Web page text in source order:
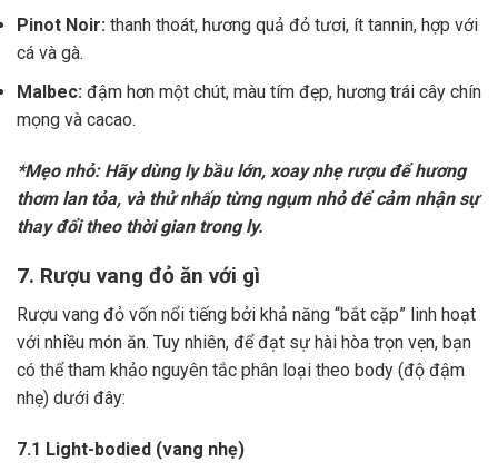
Pinot Noir: thanh thoát, hương quả đỏ tươi, ít tannin, hợp với
cá và gà.
Malbec: đậm hơn một chút, màu tím đẹp, hương trái cây chín
mọng và cacao.
*Mẹo nhỏ: Hãy dùng ly bầu lớn, xoay nhẹ rượu để hương
thơm lan tỏa, và thử nhấp từng ngụm nhỏ để cảm nhận sự
thay đổi theo thời gian trong ly.
7. Rượu vang đỏ ăn với gì
Rượu vang đỏ vốn nổi tiếng bởi khả năng “bắt cặp” linh hoạt
với nhiều món ăn. Tuy nhiên, để đạt sự hài hòa trọn vẹn, bạn
có thể tham khảo nguyên tắc phân loại theo body (độ đậm
nhẹ) dưới đây:
7.1 Light-bodied (vang nhẹ)